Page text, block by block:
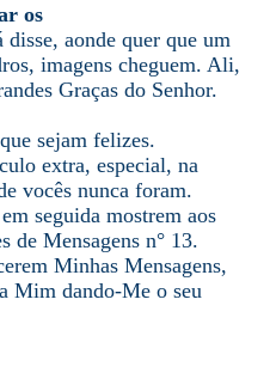
os
aonde quer que um
imagens cheguem. Ali,
Graças do Senhor.
sejam felizes.
extra, especial, na
vocês nunca foram.
seguida mostrem aos
Mensagens n° 13.
Minhas Mensagens,
Mim dando-Me o seu